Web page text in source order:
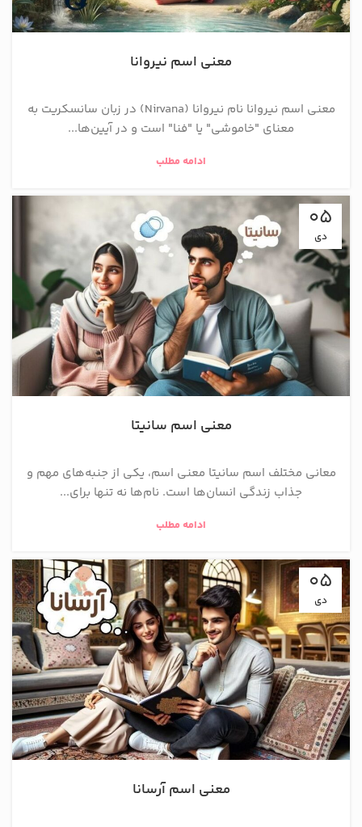
معنی اسم نیروانا
معنی اسم نیروانا نام نیروانا (Nirvana) در زبان سانسکریت به
معنای "خاموشی" یا "فنا" است و در آیین‌ها...
ادامه مطلب
05
دی
معنی اسم سانیتا
معانی مختلف اسم سانیتا معنی اسم، یکی از جنبه‌های مهم و
جذاب زندگی انسان‌ها است. نام‌ها نه تنها برای...
ادامه مطلب
05
دی
معنی اسم آرسانا